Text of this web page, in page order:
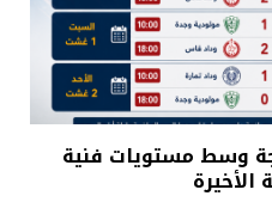
وسط مستويات فنية